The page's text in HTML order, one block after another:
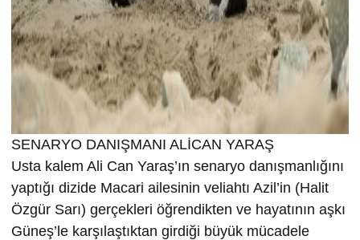
SENARYO DANIŞMANI ALİCAN YARAŞ
Usta kalem Ali Can Yaraş’ın senaryo danışmanlığını
yaptığı dizide Macari ailesinin veliahtı Azil’in (Halit
Özgür Sarı) gerçekleri öğrendikten ve hayatının aşkı
Güneş’le karşılaştıktan girdiği büyük mücadele